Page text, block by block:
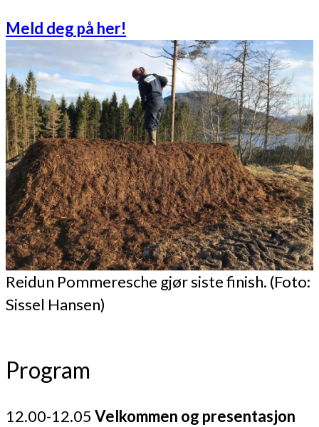
Meld deg på her!
Reidun Pommeresche gjør siste finish. (Foto:
Sissel Hansen)
Program
12.00-12.05 Velkommen og presentasjon